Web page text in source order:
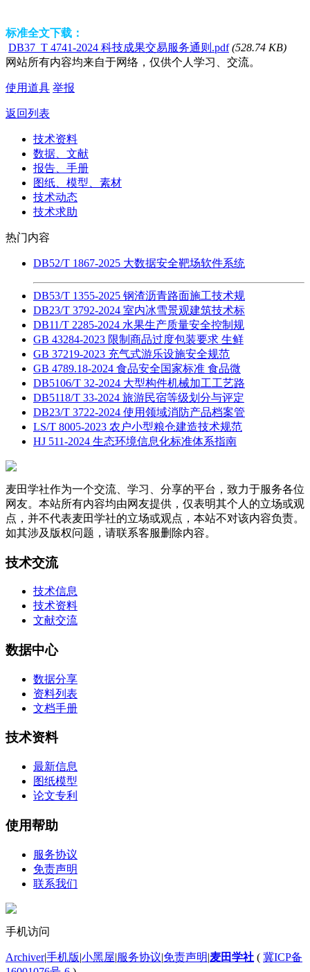
标准全文下载：
DB37_T 4741-2024 科技成果交易服务通则.pdf (528.74 KB)
网站所有内容均来自于网络，仅供个人学习、交流。
使用道具 举报
返回列表
技术资料
数据、文献
报告、手册
图纸、模型、素材
技术动态
技术求助
热门内容
DB52/T 1867-2025 大数据安全靶场软件系统
DB53/T 1355-2025 钢渣沥青路面施工技术规
DB23/T 3792-2024 室内冰雪景观建筑技术标
DB11/T 2285-2024 水果生产质量安全控制规
GB 43284-2023 限制商品过度包装要求 生鲜
GB 37219-2023 充气式游乐设施安全规范
GB 4789.18-2024 食品安全国家标准 食品微
DB5106/T 32-2024 大型构件机械加工工艺路
DB5118/T 33-2024 旅游民宿等级划分与评定
DB23/T 3722-2024 使用领域消防产品档案管
LS/T 8005-2023 农户小型粮仓建造技术规范
HJ 511-2024 生态环境信息化标准体系指南
麦田学社作为一个交流、学习、分享的平台，致力于服务各位
网友。本站所有内容均由网友提供，仅表明其个人的立场或观
点，并不代表麦田学社的立场或观点，本站不对该内容负责。
如其涉及版权问题，请联系客服删除内容。
技术交流
技术信息
技术资料
文献交流
数据中心
数据分享
资料列表
文档手册
技术资料
最新信息
图纸模型
论文专利
使用帮助
服务协议
免责声明
联系我们
手机访问
Archiver|手机版|小黑屋|服务协议|免责声明|麦田学社 ( 冀ICP备